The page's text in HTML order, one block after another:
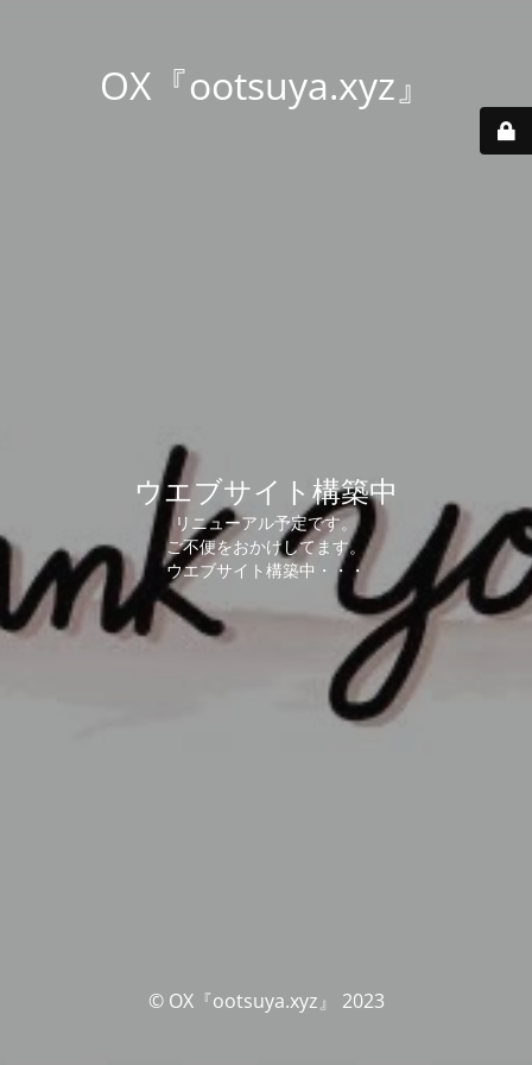
OX『ootsuya.xyz』
ウエブサイト構築中
リニューアル予定です。
ご不便をおかけしてます。
ウエブサイト構築中・・・
© OX『ootsuya.xyz』 2023